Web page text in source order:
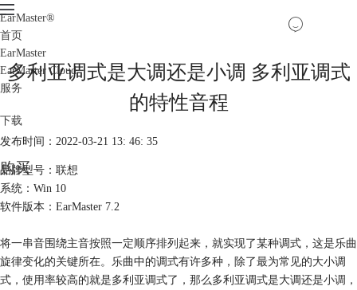
EarMaster®
首页
EarMaster
EarMaster Cloud
服务
下载
购买
多利亚调式是大调还是小调 多利亚调式
的特性音程
发布时间：2022-03-21 13: 46: 35
品牌型号：联想
系统：Win 10
软件版本：EarMaster 7.2
将一串音围绕主音按照一定顺序排列起来，就实现了某种调式，这是乐曲
旋律变化的关键所在。乐曲中的调式有许多种，除了最为常见的大小调
式，使用率较高的就是多利亚调式了，那么多利亚调式是大调还是小调 ，